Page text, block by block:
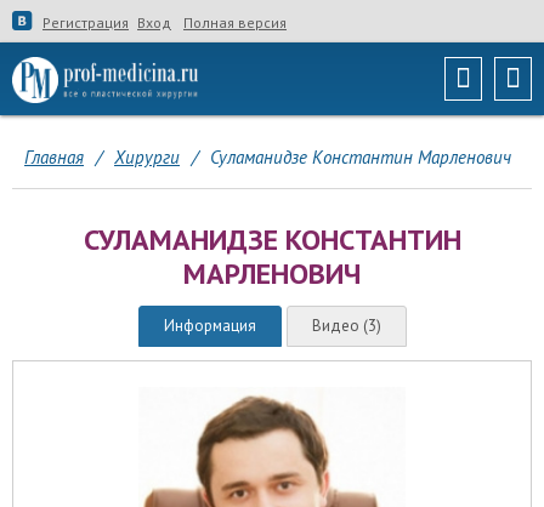
Регистрация Вход Полная версия
Главная / Хирурги / Суламанидзе Константин Марленович
СУЛАМАНИДЗЕ КОНСТАНТИН
МАРЛЕНОВИЧ
Информация Видео (3)